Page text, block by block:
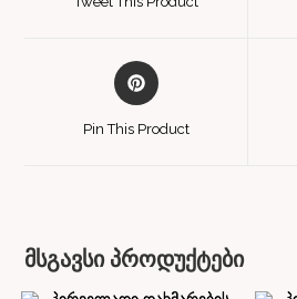
Pin This Product
მსგავსი პროდუქტები